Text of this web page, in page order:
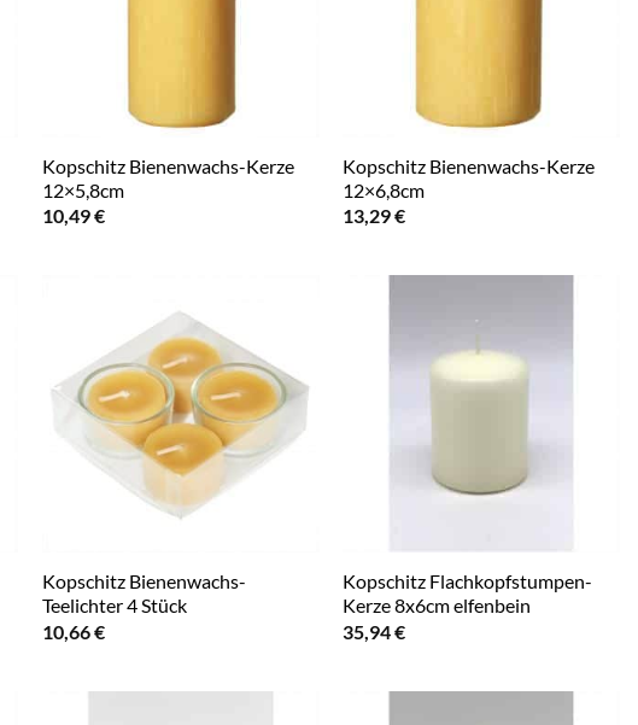
Kopschitz Bienenwachs-Kerze
12×5,8cm
10,49€
Kopschitz Bienenwachs-Kerze
12×6,8cm
13,29€
Kopschitz Bienenwachs-
Teelichter 4 Stück
10,66€
Kopschitz Flachkopfstumpen-
Kerze 8x6cm elfenbein
35,94€